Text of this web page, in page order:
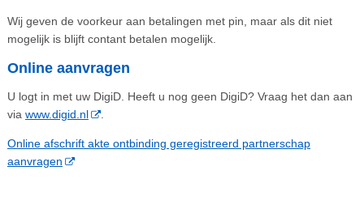
Wij geven de voorkeur aan betalingen met pin, maar als dit niet
mogelijk is blijft contant betalen mogelijk.
Online aanvragen
U logt in met uw DigiD. Heeft u nog geen DigiD? Vraag het dan aan
via www.digid.nl .
Online afschrift akte ontbinding geregistreerd partnerschap
aanvragen